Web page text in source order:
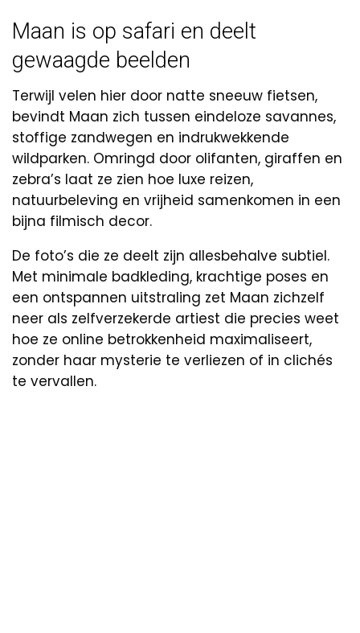
Maan is op safari en deelt
gewaagde beelden
Terwijl velen hier door natte sneeuw fietsen,
bevindt Maan zich tussen eindeloze savannes,
stoffige zandwegen en indrukwekkende
wildparken. Omringd door olifanten, giraffen en
zebra’s laat ze zien hoe luxe reizen,
natuurbeleving en vrijheid samenkomen in een
bijna filmisch decor.
De foto’s die ze deelt zijn allesbehalve subtiel.
Met minimale badkleding, krachtige poses en
een ontspannen uitstraling zet Maan zichzelf
neer als zelfverzekerde artiest die precies weet
hoe ze online betrokkenheid maximaliseert,
zonder haar mysterie te verliezen of in clichés
te vervallen.